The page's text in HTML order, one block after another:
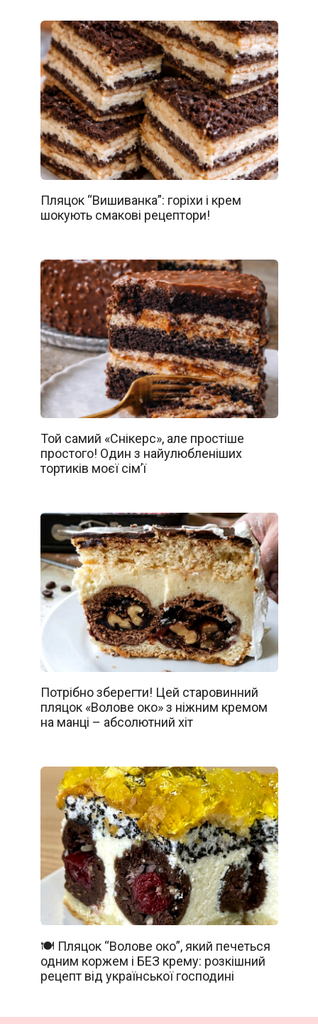
Пляцок “Вишиванка”: горіхи і крем
шокують смакові рецептори!
Той самий «Снікерс», але простіше
простого! Один з найулюбленіших
тортиків моєї сім’ї
Потрібно зберегти! Цей старовинний
пляцок «Волове око» з ніжним кремом
на манці – абсолютний хіт
🍽️ Пляцок “Волове око”, який печеться
одним коржем і БЕЗ крему: розкішний
рецепт від української господині